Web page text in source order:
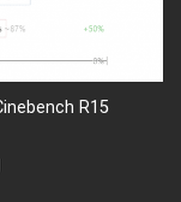
R15